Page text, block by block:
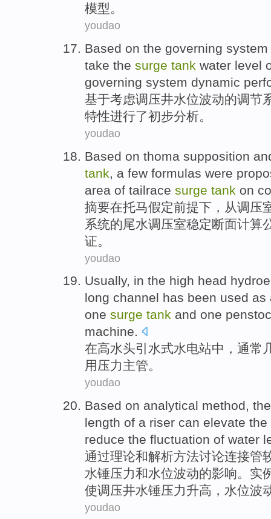
模型。
youdao
Based on the governing system
take the surge tank water level
governing system dynamic
基于考虑调压井水位波动的调节
特性进行了初步分析。
youdao
Based on thoma supposition
tank , a few formulas were
area of tailrace surge tank on
摘要在托马假定前提下，从调压
系统的尾水调压室稳定断面计算
证 。
youdao
Usually, in the high head
long channel has been used
one surge tank and one
machine.
在高水头引水式水电站中， 通常
用压力主管。
youdao
Based on analytical method,
length of a riser can elevate the
reduce the fluctuation of water
通过理论和解析方法讨论连接管
水锤压力和水位波动的影响。实
使调压井水锤压力升高 ， 水位波
youdao